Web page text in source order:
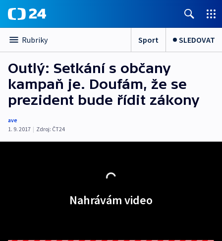
Rubriky Sport SLEDOVAT
Outlý: Setkání s občany
kampaň je. Doufám, že se
prezident bude řídit zákony
ave
1. 9. 2017 | Zdroj: ČT24
Nahrávám video